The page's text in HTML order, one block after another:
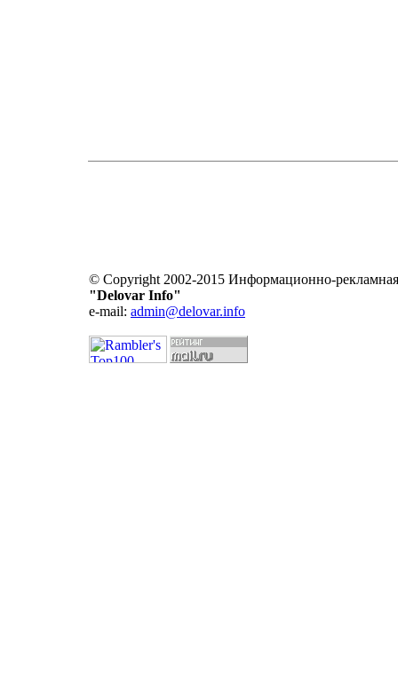
© Copyright 2002-2015 Информационно-
"Delovar Info"
e-mail: admin@delovar.info